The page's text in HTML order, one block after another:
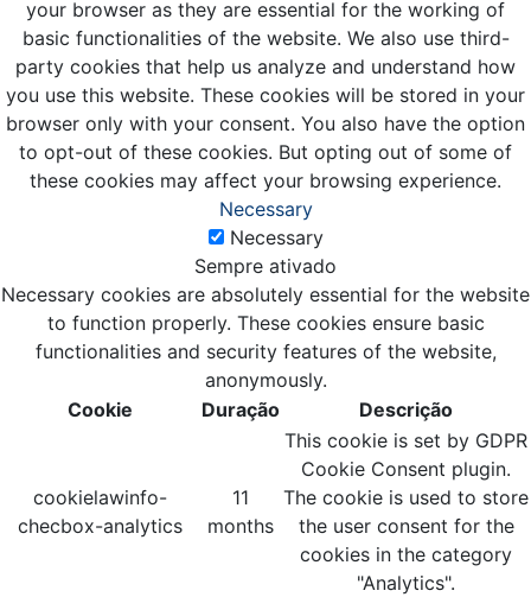
your browser as they are essential for the working of
basic functionalities of the website. We also use third-
party cookies that help us analyze and understand how
you use this website. These cookies will be stored in your
browser only with your consent. You also have the option
to opt-out of these cookies. But opting out of some of
these cookies may affect your browsing experience.
Necessary
Necessary
Sempre ativado
Necessary cookies are absolutely essential for the website
to function properly. These cookies ensure basic
functionalities and security features of the website,
anonymously.
Cookie
Duração Descrição
cookielawinfo-
checbox-analytics
11
months
This cookie is set by GDPR
Cookie Consent plugin.
The cookie is used to store
the user consent for the
cookies in the category
"Analytics".